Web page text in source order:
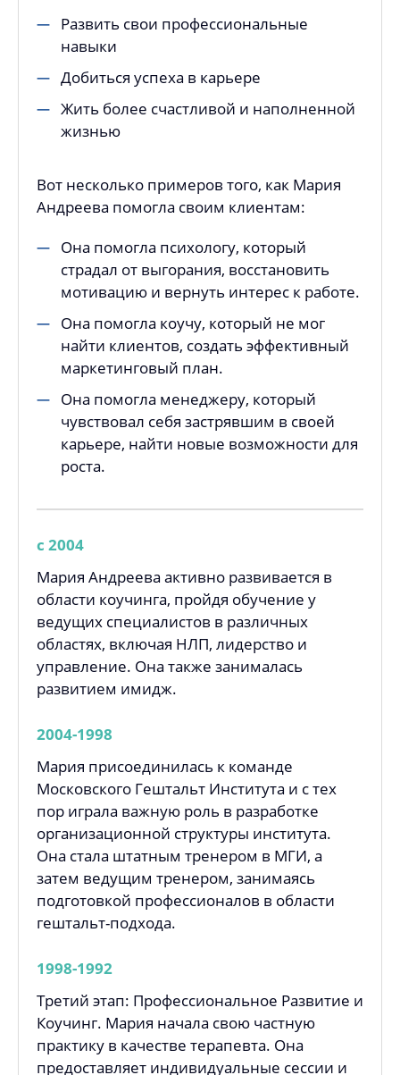
Развить свои профессиональные
навыки
Добиться успеха в карьере
Жить более счастливой и наполненной
жизнью
Вот несколько примеров того, как Мария
Андреева помогла своим клиентам:
Она помогла психологу, который
страдал от выгорания, восстановить
мотивацию и вернуть интерес к работе.
Она помогла коучу, который не мог
найти клиентов, создать эффективный
маркетинговый план.
Она помогла менеджеру, который
чувствовал себя застрявшим в своей
карьере, найти новые возможности для
роста.
с 2004
Мария Андреева активно развивается в
области коучинга, пройдя обучение у
ведущих специалистов в различных
областях, включая НЛП, лидерство и
управление. Она также занималась
развитием имидж.
2004-1998
Мария присоединилась к команде
Московского Гештальт Института и с тех
пор играла важную роль в разработке
организационной структуры института.
Она стала штатным тренером в МГИ, а
затем ведущим тренером, занимаясь
подготовкой профессионалов в области
гештальт-подхода.
1998-1992
Третий этап: Профессиональное Развитие и
Коучинг. Мария начала свою частную
практику в качестве терапевта. Она
предоставляет индивидуальные сессии и